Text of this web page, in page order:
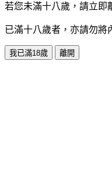
若您未滿十八歲，請立即
已滿十八歲者，亦請勿將
我已滿18歲 離開